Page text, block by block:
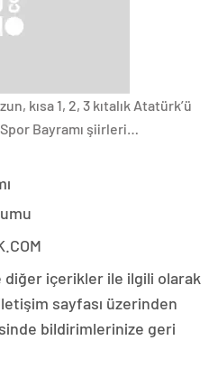
kısa 1, 2, 3 kıtalık Atatürk’ü
Bayramı şiirleri…
diğer içerikler ile ilgili olarak
sayfası üzerinden
bildirimlerinize geri